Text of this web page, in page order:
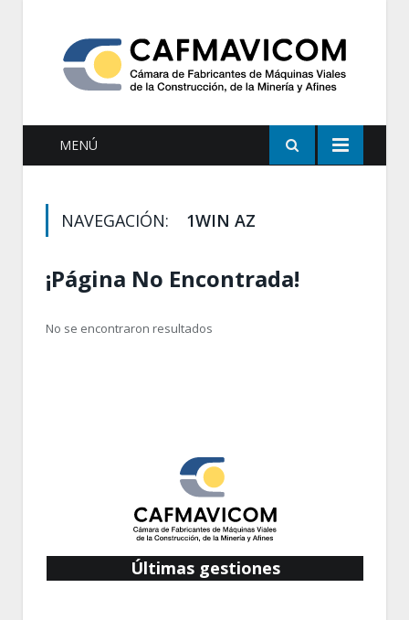
MENÚ
NAVEGACIÓN: 1WIN AZ
¡Página No Encontrada!
No se encontraron resultados
Últimas gestiones